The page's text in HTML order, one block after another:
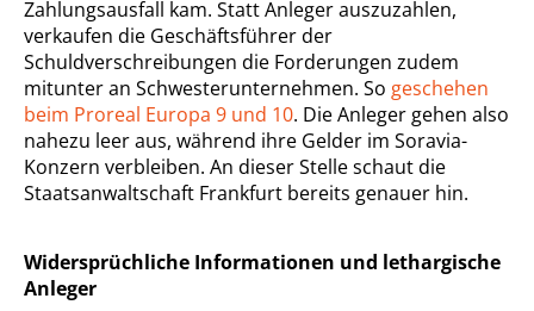
Zahlungsausfall kam. Statt Anleger auszuzahlen,
verkaufen die Geschäftsführer der
Schuldverschreibungen die Forderungen zudem
mitunter an Schwesterunternehmen. So geschehen
beim Proreal Europa 9 und 10. Die Anleger gehen also
nahezu leer aus, während ihre Gelder im Soravia-
Konzern verbleiben. An dieser Stelle schaut die
Staatsanwaltschaft Frankfurt bereits genauer hin.
Widersprüchliche Informationen und lethargische
Anleger